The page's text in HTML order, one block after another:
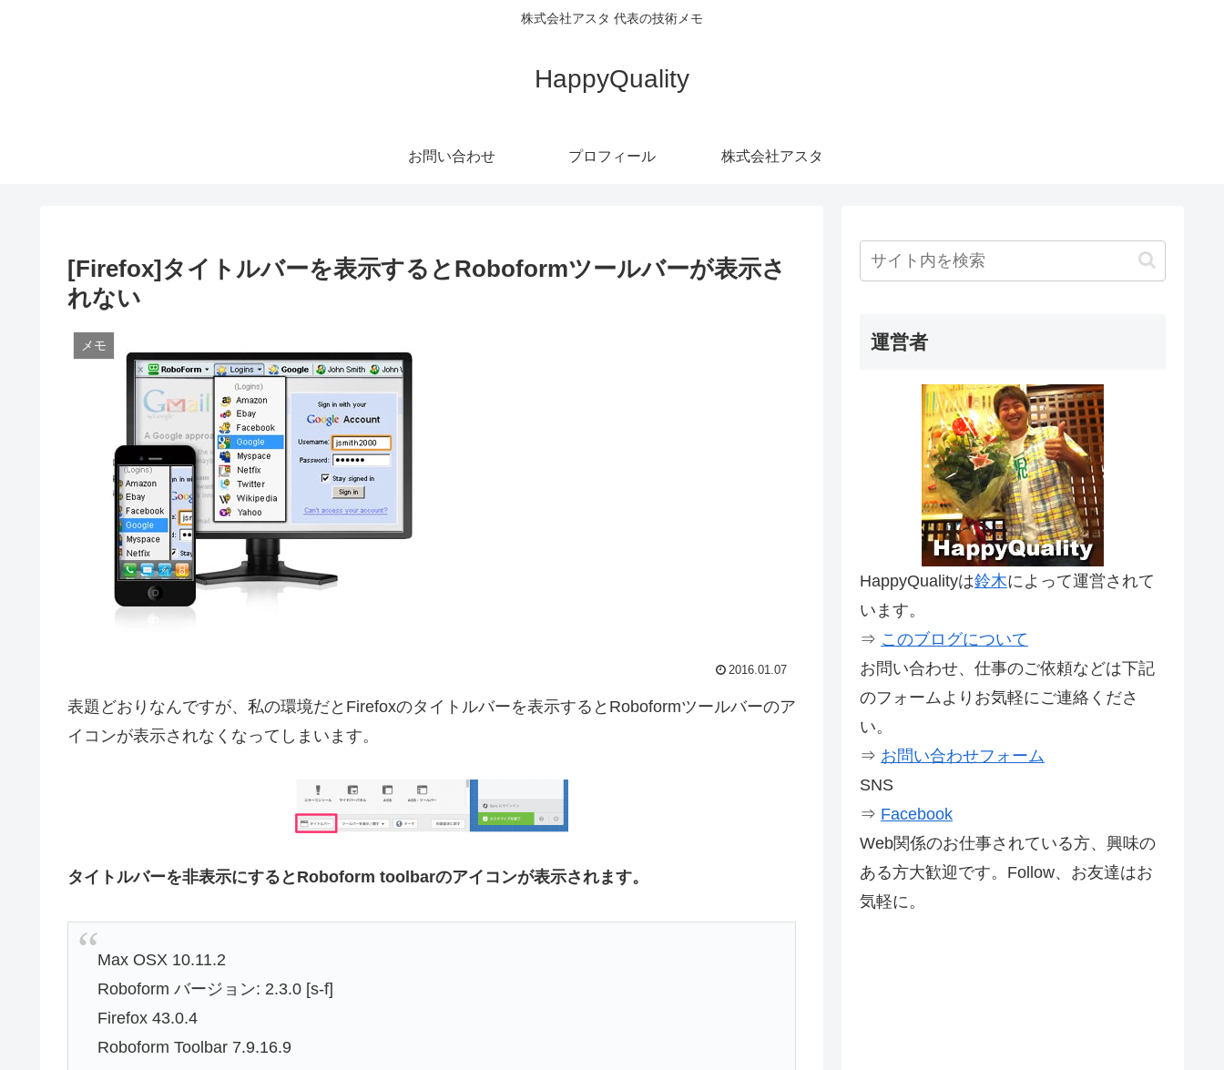
株式会社アスタ 代表の技術メモ
HappyQuality
お問い合わせ プロフィール 株式会社アスタ
[Firefox]タイトルバーを表示するとRoboformツールバーが表示さ
れない
メモ
2016.01.07
表題どおりなんですが、私の環境だとFirefoxのタイトルバーを表示するとRoboformツールバーのア
イコンが表示されなくなってしまいます。
タイトルバーを非表示にするとRoboform toolbarのアイコンが表示されます。
Max OSX 10.11.2
Roboform バージョン: 2.3.0 [s-f]
Firefox 43.0.4
Roboform Toolbar 7.9.16.9
運営者
HappyQualityは鈴木によって運営されて
います。
⇒ このブログについて
お問い合わせ、仕事のご依頼などは下記
のフォームよりお気軽にご連絡くださ
い。
⇒ お問い合わせフォーム
SNS
⇒ Facebook
Web関係のお仕事されている方、興味の
ある方大歓迎です。Follow、お友達はお
気軽に。